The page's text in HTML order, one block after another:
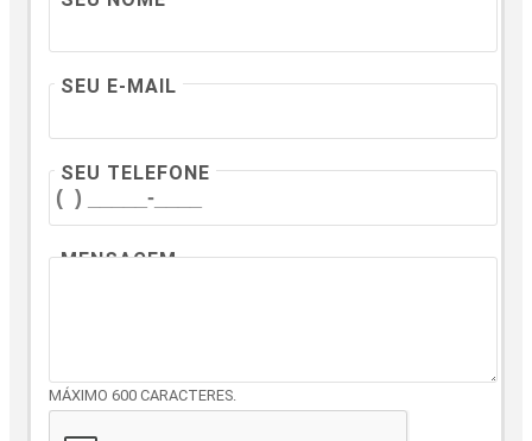
SEU E-MAIL
SEU TELEFONE
MENSAGEM
MÁXIMO 600 CARACTERES.